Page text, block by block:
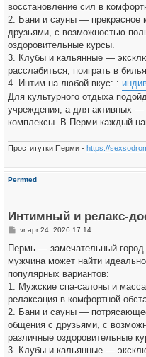
восстановление сил в
2. Бани и сауны — прекрасное
друзьями, с возможностью
оздоровительные курсы.
3. Клубы и кальянные —
расслабиться, поиграть в
4. Интим на любой вкус: :
Для культурного отдыха
учреждения, а для активных
комплексы. В Перми каждый
Проститутки Перми - https://
Permted
Интимный и релакс-
B
r
c
h
vr apr 24, 2026 17:14
Пермь — замечательный город
мужчина может найти
популярных вариантов:
1. Мужские спа-салоны и
релаксация в комфортной
2. Бани и сауны —
общения с друзьями, с
различные оздоровительные
3. Клубы и кальянные —